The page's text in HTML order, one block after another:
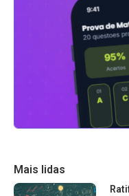
Mais lidas